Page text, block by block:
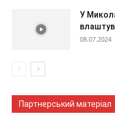
У
08.07.2024
Партнерський матеріал